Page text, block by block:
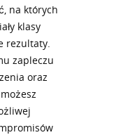
na których
klasy
rezultaty.
zapleczu
oraz